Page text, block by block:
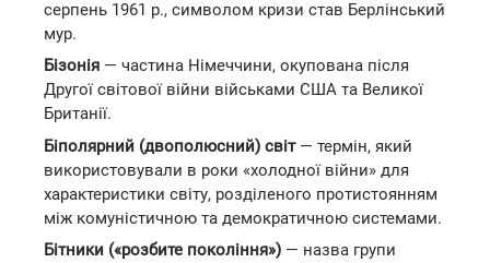
серпень 1961 р., символом кризи став Берлінський
мур.
Бізонія — частина Німеччини, окупована після
Другої світової війни військами США та Великої
Британії.
Біполярний (двополюсний) світ— термін, який
використовували в роки «холодної війни» для
характеристики світу, розділеного протистоянням
між комуністичною та демократичною системами.
Бітники («розбите покоління») — назва групи